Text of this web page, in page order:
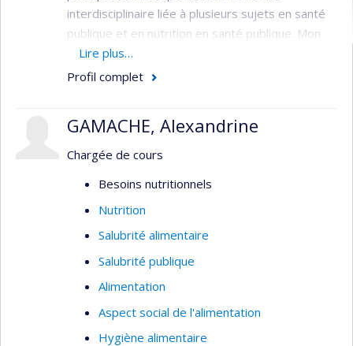
interdisciplinaire liée à plusieurs sujets en santé
publique et en nutrition en santé publique. Mon
programme de recherche vise à mieux
comprendre comment les déterminants sociaux
politiques gouvernementales, interagissent dans
différents contextes pour façonner l’alimentation
programme de recherche documente et promeut
des solutions communautaires qui améliorent
l’alimentation et la santé des populations
Lire plus…
Profil complet
GAMACHE, Alexandrine
Chargée de cours
Besoins nutritionnels
Nutrition
Salubrité alimentaire
Salubrité publique
Alimentation
Aspect social de l'alimentation
Hygiène alimentaire